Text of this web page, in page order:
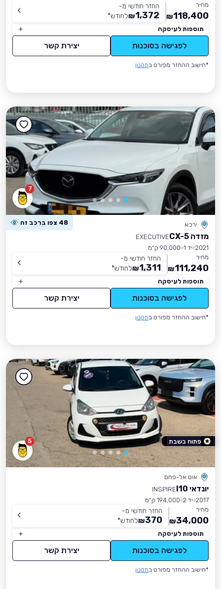
מחיר
118,400
₪
החזר חודשי מ-
1,372
₪לחודש*
תוספות לעיסקה
לפגישה בסוכנות יצירת קשר
*חישוב ההחזר מפורט בתקנון
7
ירכא 48 צפו ברכב זה
מזדה CX-5
EXECUTIVE
2021 יד 1
90,000 ק״מ
מחיר
111,240
₪
החזר חודשי מ-
1,311
₪לחודש*
תוספות לעיסקה
לפגישה בסוכנות יצירת קשר
*חישוב ההחזר מפורט בתקנון
5
אום אל-פחם
יונדאי I10
INSPIRE
2017 יד 2
194,000 ק״מ
מחיר
34,000
₪
החזר חודשי מ-
370
₪לחודש*
תוספות לעיסקה
לפגישה בסוכנות יצירת קשר
*חישוב ההחזר מפורט בתקנון
פתוח בשבת